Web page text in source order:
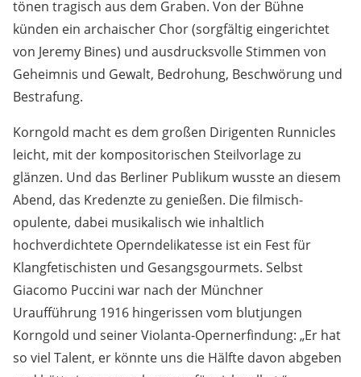
tönen tragisch aus dem Graben. Von der Bühne
künden ein archaischer Chor (sorgfältig eingerichtet
von Jeremy Bines) und ausdrucksvolle Stimmen von
Geheimnis und Gewalt, Bedrohung, Beschwörung und
Bestrafung.
Korngold macht es dem großen Dirigenten Runnicles
leicht, mit der kompositorischen Steilvorlage zu
glänzen. Und das Berliner Publikum wusste an diesem
Abend, das Kredenzte zu genießen. Die filmisch-
opulente, dabei musikalisch wie inhaltlich
hochverdichtete Operndelikatesse ist ein Fest für
Klangfetischisten und Gesangsgourmets. Selbst
Giacomo Puccini war nach der Münchner
Uraufführung 1916 hingerissen vom blutjungen
Korngold und seiner Violanta-Opernerfindung: „Er hat
so viel Talent, er könnte uns die Hälfte davon abgeben